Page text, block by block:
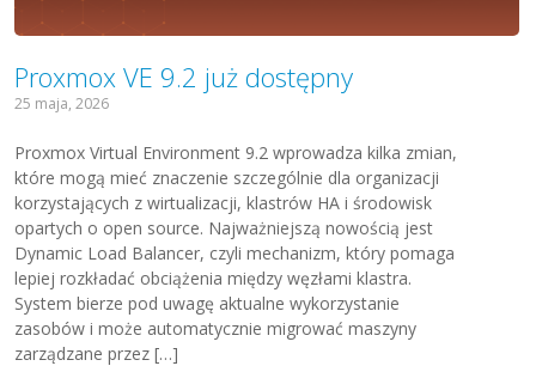
Proxmox VE 9.2 już dostępny
25 maja, 2026
Proxmox Virtual Environment 9.2 wprowadza kilka zmian,
które mogą mieć znaczenie szczególnie dla organizacji
korzystających z wirtualizacji, klastrów HA i środowisk
opartych o open source. Najważniejszą nowością jest
Dynamic Load Balancer, czyli mechanizm, który pomaga
lepiej rozkładać obciążenia między węzłami klastra.
System bierze pod uwagę aktualne wykorzystanie
zasobów i może automatycznie migrować maszyny
zarządzane przez […]